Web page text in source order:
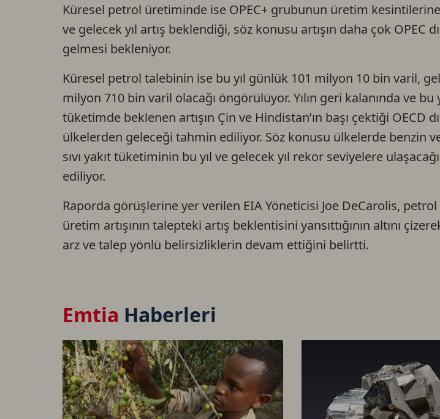
Küresel petrol üretiminde ise OPEC+ grubunun üretim
ve gelecek yıl artış beklendiği, söz konusu artışın daha çok OPEC
gelmesi bekleniyor.
Küresel petrol talebinin ise bu yıl günlük 101 milyon 10 bin varil,
milyon 710 bin varil olacağı öngörülüyor. Yılın geri kalanında ve bu
tüketimde beklenen artışın Çin ve Hindistan’ın başı çektiği OECD
ülkelerden geleceği tahmin ediliyor. Söz konusu ülkelerde benzin
sıvı yakıt tüketiminin bu yıl ve gelecek yıl rekor seviyelere
ediliyor.
Raporda görüşlerine yer verilen EIA Yöneticisi Joe DeCarolis,
üretim artışının talepteki artış beklentisini yansıttığının altını
arz ve talep yönlü belirsizliklerin devam ettiğini belirtti.
Emtia Haberleri